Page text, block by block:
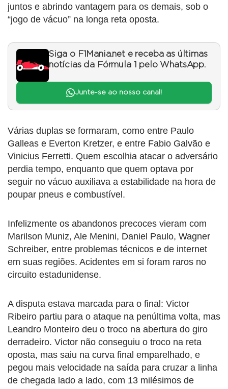
juntos e abrindo vantagem para os demais, sob o
“jogo de vácuo” na longa reta oposta.
Siga o F1Mania.net e receba as últimas
notícias da Fórmula 1 pelo WhatsApp.
Junte-se ao nosso canal!
Várias duplas se formaram, como entre Paulo
Galleas e Everton Kretzer, e entre Fabio Galvão e
Vinicius Ferretti. Quem escolhia atacar o adversário
perdia tempo, enquanto que quem optava por
seguir no vácuo auxiliava a estabilidade na hora de
poupar pneus e combustível.
Infelizmente os abandonos precoces vieram com
Marilson Muniz, Ale Menini, Daniel Paulo, Wagner
Schreiber, entre problemas técnicos e de internet
em suas regiões. Acidentes em si foram raros no
circuito estadunidense.
A disputa estava marcada para o final: Victor
Ribeiro partiu para o ataque na penúltima volta, mas
Leandro Monteiro deu o troco na abertura do giro
derradeiro. Victor não conseguiu o troco na reta
oposta, mas saiu na curva final emparelhado, e
pegou mais velocidade na saída para cruzar a linha
de chegada lado a lado, com 13 milésimos de